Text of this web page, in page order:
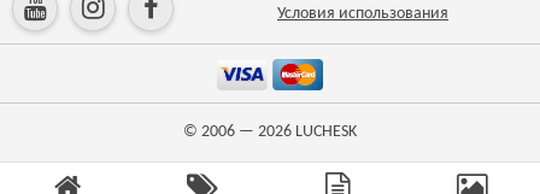
Условия использования
© 2006 — 2026 LUCHESK